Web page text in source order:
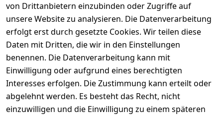
von Drittanbietern einzubinden oder Zugriffe auf
unsere Website zu analysieren. Die Datenverarbeitung
erfolgt erst durch gesetzte Cookies. Wir teilen diese
Daten mit Dritten, die wir in den Einstellungen
benennen. Die Datenverarbeitung kann mit
Einwilligung oder aufgrund eines berechtigten
Interesses erfolgen. Die Zustimmung kann erteilt oder
abgelehnt werden. Es besteht das Recht, nicht
einzuwilligen und die Einwilligung zu einem späteren
Legal
Datenschutze
rklärung
Services
Registrieren